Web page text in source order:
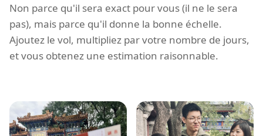
Non parce qu'il sera exact pour vous (il ne le sera
pas), mais parce qu'il donne la bonne échelle.
Ajoutez le vol, multipliez par votre nombre de jours,
et vous obtenez une estimation raisonnable.